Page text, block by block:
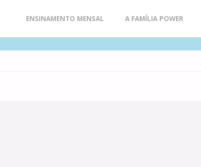
to
ENSINAMENTO MENSAL A FAMÍLIA POWER